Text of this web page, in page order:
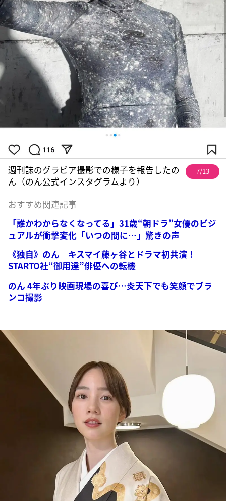
週刊誌のグラビア撮影での様子を報告したの
ん（のん公式インスタグラムより）
7/13
おすすめ関連記事
「誰かわからなくなってる」31歳“朝ドラ”女優のビジ
ュアルが衝撃変化「いつの間に…」驚きの声
《独自》のん キスマイ藤ヶ谷とドラマ初共演！
STARTO社“御用達”俳優への転機
のん 4年ぶり映画現場の喜び…炎天下でも笑顔でブラ
ンコ撮影